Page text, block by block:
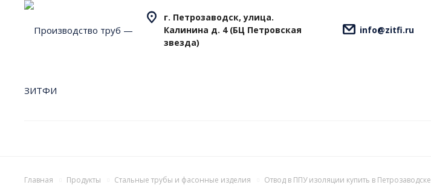
info@zitfi.ru
г. Петрозаводск, улица.
Калинина д. 4 (БЦ Петровская
звезда)
Главная Продукты Стальные трубы и фасонные изделия Отвод в ППУ изоляции купить в Петрозаводске